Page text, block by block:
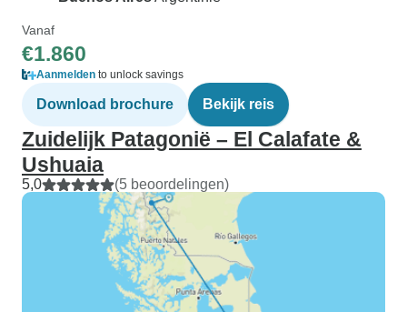
Vanaf
€1.860
Aanmelden to unlock savings
Download brochure Bekijk reis
Zuidelijk Patagonië – El Calafate &
Ushuaia
5,0 (5 beoordelingen)